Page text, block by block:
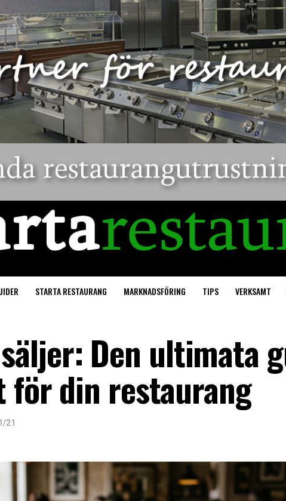
STARTA RESTAURANG MARKNADSFÖRING TIPS VERKSAMT
Den ultimata
din restaurang
21